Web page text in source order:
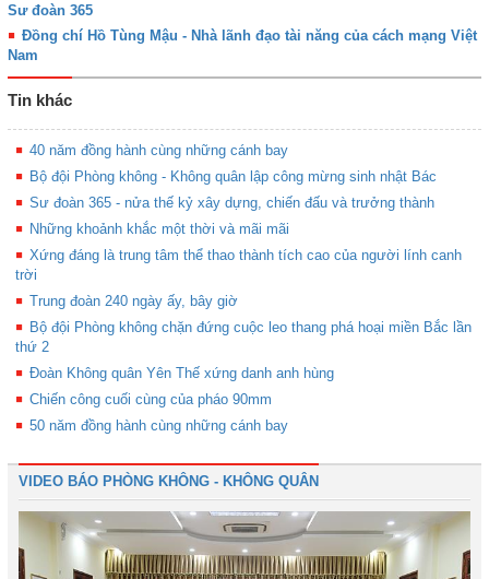
Sư đoàn 365
Đồng chí Hồ Tùng Mậu - Nhà lãnh đạo tài năng của cách mạng Việt
Nam
Tin khác
40 năm đồng hành cùng những cánh bay
Bộ đội Phòng không - Không quân lập công mừng sinh nhật Bác
Sư đoàn 365 - nửa thế kỷ xây dựng, chiến đấu và trưởng thành
Những khoảnh khắc một thời và mãi mãi
Xứng đáng là trung tâm thể thao thành tích cao của người lính canh
trời
Trung đoàn 240 ngày ấy, bây giờ
Bộ đội Phòng không chặn đứng cuộc leo thang phá hoại miền Bắc lần
thứ 2
Đoàn Không quân Yên Thế xứng danh anh hùng
Chiến công cuối cùng của pháo 90mm
50 năm đồng hành cùng những cánh bay
VIDEO BÁO PHÒNG KHÔNG - KHÔNG QUÂN